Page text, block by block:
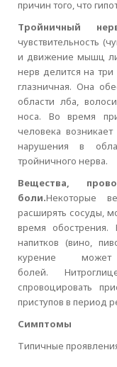
причин того, что
Тройничный
чувствительность
и движение мышц
нерв делится на три
глазничная. Она
области лба,
носа. Во время
человека
нарушения в
тройничного нерва.
Вещества,
боли.Некоторые
расширять сосуды,
время обострения.
напитков (вино,
курение
болей.
спровоцировать
приступов в период
Симптомы
Типичные